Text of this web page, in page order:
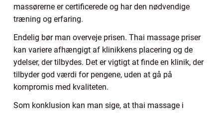
massørerne er certificerede og har den nødvendige
træning og erfaring.
Endelig bør man overveje prisen. Thai massage priser
kan variere afhængigt af klinikkens placering og de
ydelser, der tilbydes. Det er vigtigt at finde en klinik, der
tilbyder god værdi for pengene, uden at gå på
kompromis med kvaliteten.
Som konklusion kan man sige, at thai massage i